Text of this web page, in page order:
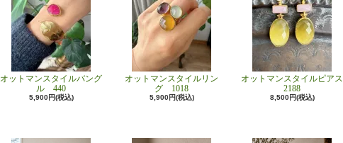
オットマンスタイルバング
ル 440
5,900円(税込)
オットマンスタイルリン
グ 1018
5,900円(税込)
オットマンスタイルピアス
2188
8,500円(税込)